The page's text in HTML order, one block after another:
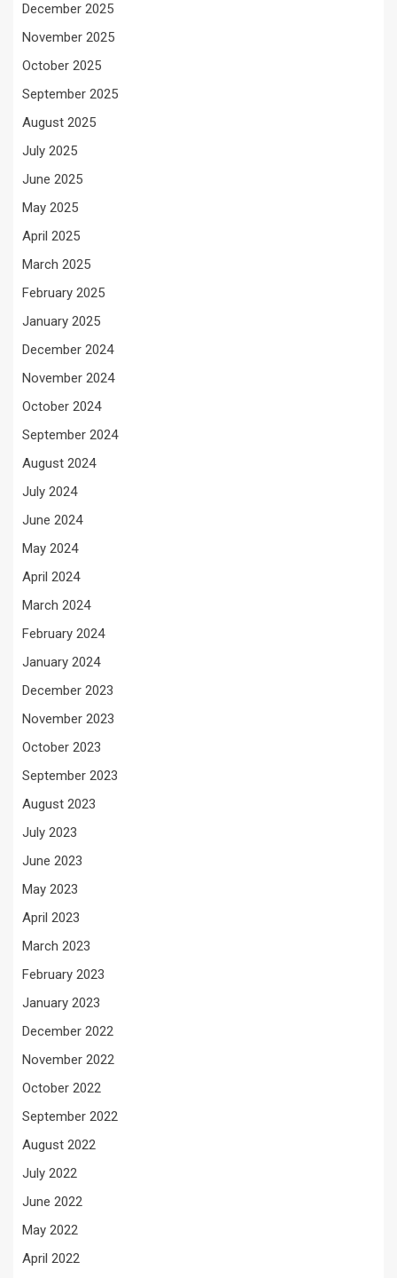
December 2025
November 2025
October 2025
September 2025
August 2025
July 2025
June 2025
May 2025
April 2025
March 2025
February 2025
January 2025
December 2024
November 2024
October 2024
September 2024
August 2024
July 2024
June 2024
May 2024
April 2024
March 2024
February 2024
January 2024
December 2023
November 2023
October 2023
September 2023
August 2023
July 2023
June 2023
May 2023
April 2023
March 2023
February 2023
January 2023
December 2022
November 2022
October 2022
September 2022
August 2022
July 2022
June 2022
May 2022
April 2022